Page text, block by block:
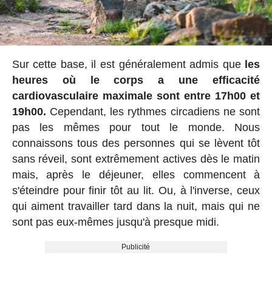
Sur cette base, il est généralement admis que les
heures où le corps a une efficacité
cardiovasculaire maximale sont entre 17h00 et
19h00. Cependant, les rythmes circadiens ne sont
pas les mêmes pour tout le monde. Nous
connaissons tous des personnes qui se lèvent tôt
sans réveil, sont extrêmement actives dès le matin
mais, après le déjeuner, elles commencent à
s'éteindre pour finir tôt au lit. Ou, à l'inverse, ceux
qui aiment travailler tard dans la nuit, mais qui ne
sont pas eux-mêmes jusqu'à presque midi.
Publicité